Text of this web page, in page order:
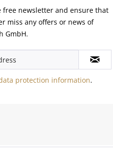
free newsletter and ensure that
miss any offers or news of
GmbH.
protection information.